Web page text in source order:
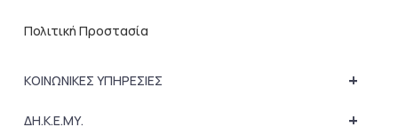
Πολιτική Προστασία
+
ΚΟΙΝΩΝΙΚΕΣ ΥΠΗΡΕΣΙΕΣ
+
ΔΗ.Κ.Ε.ΜΥ.